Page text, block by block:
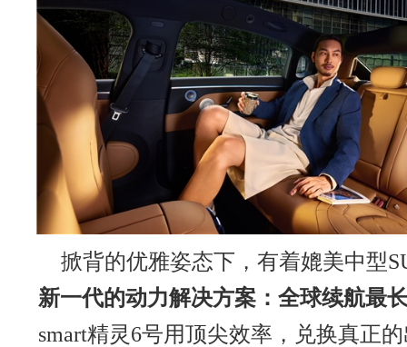
掀背的优雅姿态下，有着媲美中型
新一代的动力解决方案：全球续航最
smart精灵6号用顶尖效率，兑换真正